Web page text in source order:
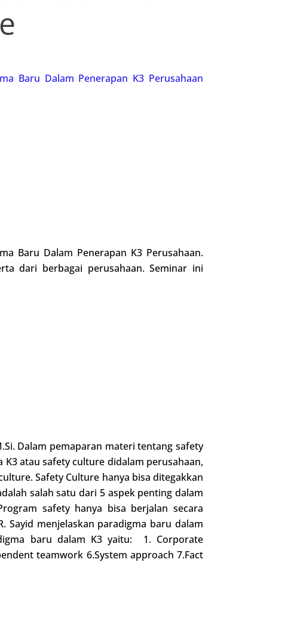
Baru Dalam Penerapan K3 Perusahaan
Baru Dalam Penerapan K3 Perusahaan.
dari berbagai perusahaan. Seminar ini
Dalam pemaparan materi tentang safety
atau safety culture didalam perusahaan,
Safety Culture hanya bisa ditegakkan
salah satu dari 5 aspek penting dalam
safety hanya bisa berjalan secara
Sayid menjelaskan paradigma baru dalam
baru dalam K3 yaitu: 1. Corporate
teamwork 6.System approach 7.Fact